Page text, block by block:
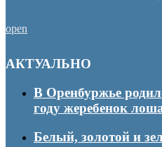
open
АКТУАЛЬНО
В Оренбуржье
году жеребенок
Белый, золотой и